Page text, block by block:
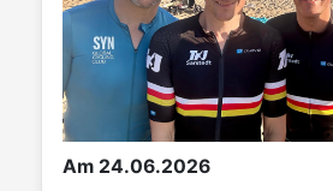
Am 24.06.2026